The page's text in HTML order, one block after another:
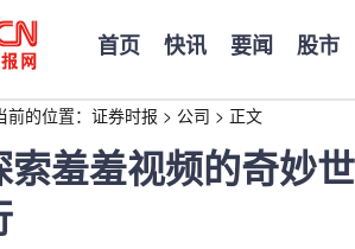
首页 快讯 要闻 股市
前的位置： 证券时报 > 公司 > 正文
索羞羞视频的奇妙